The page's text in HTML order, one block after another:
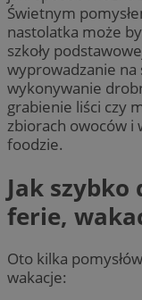
Świetnym
nastolatka może
szkoły
wyprowadzanie na
wykonywanie
grabienie liści czy
zbiorach owoców i
foodzie.
Jak
ferie,
Oto kilka
wakacje: